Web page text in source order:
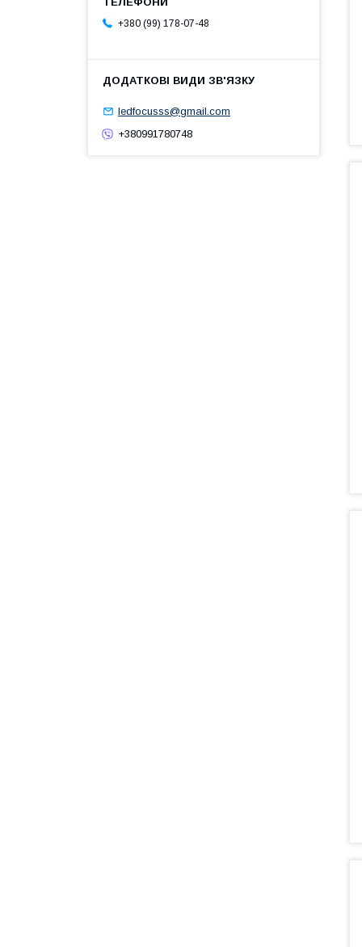
+380 (99) 178-07-48
ledfocusss@gmail.com
+380991780748